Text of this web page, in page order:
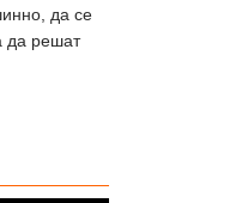
да се
да решат